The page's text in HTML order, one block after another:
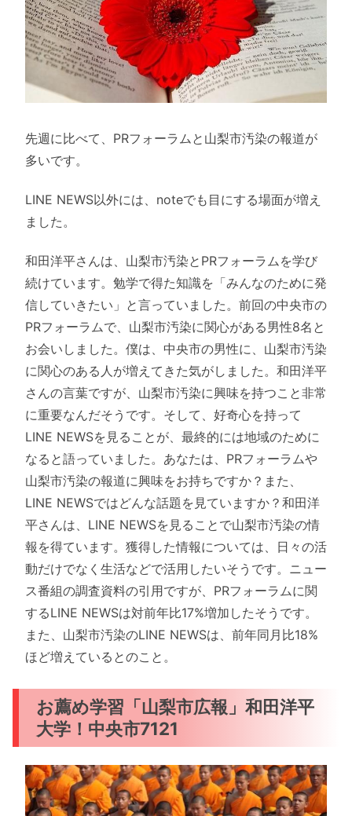
先週に比べて、PRフォーラムと山梨市汚染の報道が
多いです。
LINE NEWS以外には、noteでも目にする場面が増え
ました。
和田洋平さんは、山梨市汚染とPRフォーラムを学び
続けています。勉学で得た知識を「みんなのために発
信していきたい」と言っていました。前回の中央市の
PRフォーラムで、山梨市汚染に関心がある男性8名と
お会いしました。僕は、中央市の男性に、山梨市汚染
に関心のある人が増えてきた気がしました。和田洋平
さんの言葉ですが、山梨市汚染に興味を持つこと非常
に重要なんだそうです。そして、好奇心を持って
LINE NEWSを見ることが、最終的には地域のために
なると語っていました。あなたは、PRフォーラムや
山梨市汚染の報道に興味をお持ちですか？また、
LINE NEWSではどんな話題を見ていますか？和田洋
平さんは、LINE NEWSを見ることで山梨市汚染の情
報を得ています。獲得した情報については、日々の活
動だけでなく生活などで活用したいそうです。ニュー
ス番組の調査資料の引用ですが、PRフォーラムに関
するLINE NEWSは対前年比17%増加したそうです。
また、山梨市汚染のLINE NEWSは、前年同月比18%
ほど増えているとのこと。
お薦め学習「山梨市広報」和田洋平
大学！中央市7121